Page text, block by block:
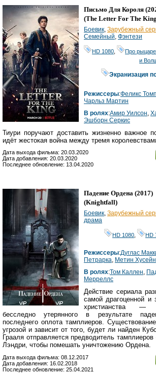
Письмо Для Короля
(The Letter For The King
Боевик Зарубежный
Семейный Фэнтези
HD 1080 Про
и
Экранизация
Режиссеры:Феликс
Чарльз Мартин
В ролях:Амир Уилсон
Эшборн Серкис
Тиури поручают доставить жизненно важное
идёт жестокая война между тремя
Дата выхода фильма: 20.03.2020
Дата добавления: 20.03.2020
Последнее обновление: 13.04.2020
Падение Ордена (2017)
(Knightfall)
Боевик, Зарубежный
драма
HD 1080 HD
Режиссеры:Дуглас
Петрарка, Метин Хусейн
В ролях:Том Каллен,
Мерреллс
Действие сериала
самой драгоценной и
христианства —
бесследно утерянного в результате
последнего оплота тамплиеров.
угрозой и зависит от того, будет ли найден
Грааля отправляется предводитель
Лэндри, чтобы помешать уничтожению Ордена.
Дата выхода фильма: 08.12.2017
Дата добавления: 16.02.2018
Последнее обновление: 25.04.2021